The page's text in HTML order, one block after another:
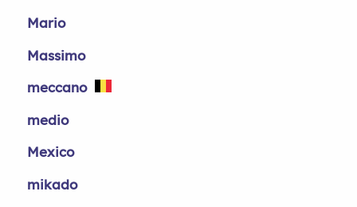
Mario
Massimo
meccano
medio
Mexico
mikado